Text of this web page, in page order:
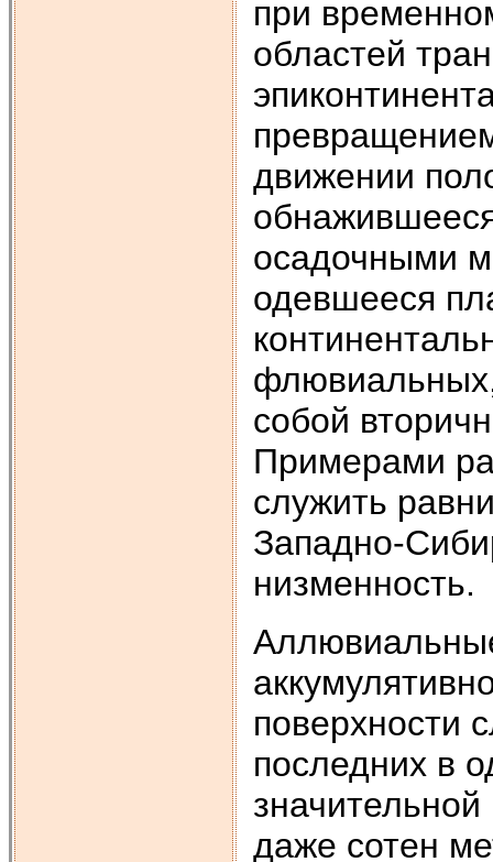
при
областей
движении
осадочными
одевшееся
собой
Примерами
служить
Западно-
низменность.
поверхности
последних в
даже сотен